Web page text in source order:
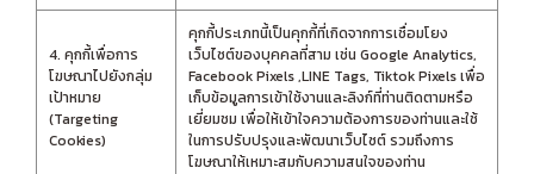
4. คุกกี้เพื่อการ
โฆษณาไปยังกลุ่ม
เป้าหมาย
(Targeting
Cookies)
คุกกี้ประเภทนี้เป็นคุกกี้ที่เกิดจากการเชื่อมโยง
เว็บไซต์ของบุคคลที่สาม เช่น Google Analytics,
Facebook Pixels ,LINE Tags, Tiktok Pixels เพื่อ
เก็บข้อมูลการเข้าใช้งานและลิงก์ที่ท่านติดตามหรือ
เยี่ยมชม เพื่อให้เข้าใจความต้องการของท่านและใช้
ในการปรับปรุงและพัฒนาเว็บไซต์ รวมถึงการ
โฆษณาให้เหมาะสมกับความสนใจของท่าน